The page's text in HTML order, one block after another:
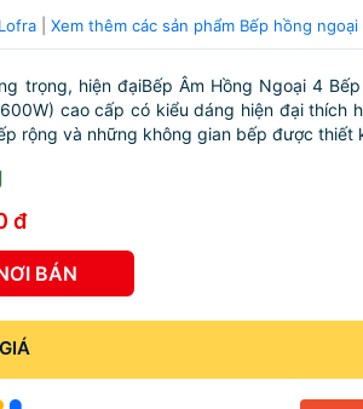
Lofra |Xem thêm các sản phẩm Bếp hồng
trọng, hiện đạiBếp Âm Hồng Ngoại 4
cao cấp có kiểu dáng hiện đại thích
rộng và những không gian bếp được thiết
đ
BÁN